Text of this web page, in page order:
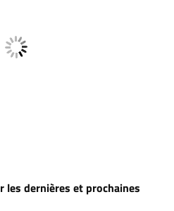
les dernières et prochaines